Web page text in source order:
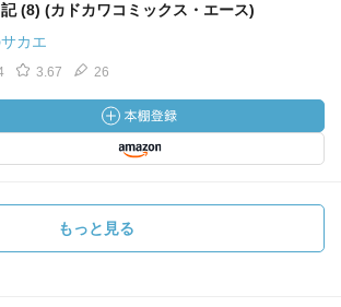
(8) (カドカワコミックス・エース)
カエ
3.67 26
もっと見る